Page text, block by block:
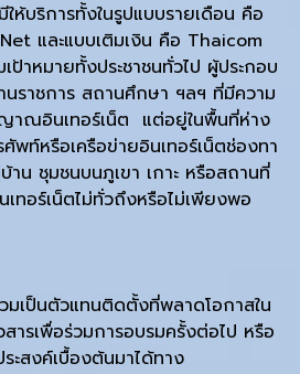
ห้บริการทั้งในรูปแบบรายเดือน คือ
และแบบเติมเงิน คือ Thaicom
ป้าหมายทั้งประชาชนทั่วไป ผู้ประกอบ
ราชการ สถานศึกษา ฯลฯ ที่มีความ
าณอินเทอร์เน็ต แต่อยู่ในพื้นที่ห่าง
ท์หรือเครือข่ายอินเทอร์เน็ตช่องทา
าน ชุมชนบนภูเขา เกาะ หรือสถานที่
เทอร์เน็ตไม่ทั่วถึงหรือไม่เพียงพอ
มเป็นตัวแทนติดตั้งที่พลาดโอกาสใน
ารเพื่อร่วมการอบรมครั้งต่อไป หรือ
ะสงค์เบื้องต้นมาได้ทาง